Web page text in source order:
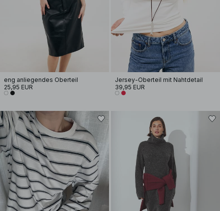
eng anliegendes Oberteil
25,95 EUR
Jersey-Oberteil mit Nahtdetail
39,95 EUR